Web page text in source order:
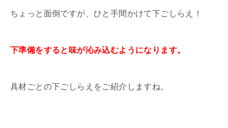
ちょっと面倒ですが、ひと手間かけて下ごしらえ！
下準備をすると味が沁み込むようになります。
具材ごとの下ごしらえをご紹介しますね。